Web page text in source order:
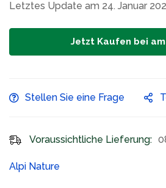
Letztes Update am 24. Januar
Jetzt Kaufen bei
Stellen Sie eine Frage
Voraussichtliche Lieferung:
Alpi Nature